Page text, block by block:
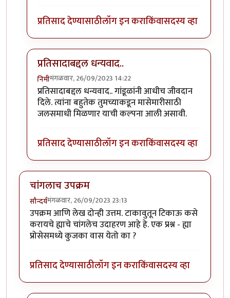
प्रतिसाद देण्यासाठीलॉग इन कराकिंवासदस्य व्हा
प्रतिसादाबद्दल धन्यवाद..
निमीमंगळवार, 26/09/2023 14:22
In reply toछान. खत प्रकल्प आवडला. आमच्याby
प्रतिसादाबद्दल धन्यवाद.. गांडूळांनी आधीच जीवदान
दिले. त्यांना बहुतेक तुमच्याकडून मासेमारीसाठी
जलसमाधी मिळणार याची कल्पना आली असावी.
प्रतिसाद देण्यासाठीलॉग इन कराकिंवासदस्य व्हा
चांगलाच उपक्रम
सौन्दर्यमंगळवार, 26/09/2023 23:13
उपक्रम आणि लेख दोन्ही उत्तम. टाकावुतून टिकाऊ कसे
करायचे ह्याचे चांगलेच उदाहरण आहे हे. एक प्रश्न - ह्या
प्रोसेसमध्ये कुजका वास येतो का ?
प्रतिसाद देण्यासाठीलॉग इन कराकिंवासदस्य व्हा